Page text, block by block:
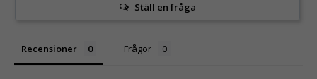
Ställ en fråga
Recensioner Frågor